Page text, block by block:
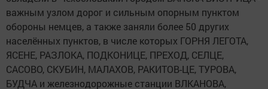
важным узлом дорог и сильным опорным пунктом
обороны немцев, а также заняли более 50 других
населённых пунктов, в числе которых ГОРНЯ ЛЕГОТА,
ЯСЕНЕ, РАЗЛОКА, ПОДКОНИЦЕ, ПРЕХОД, СЕЛЦЕ,
САСОВО, СКУБИН, МАЛАХОВ, РАКИТОВ-ЦЕ, ТУРОВА,
БУДЧА и железнодорожные станции ВЛКАНОВА,